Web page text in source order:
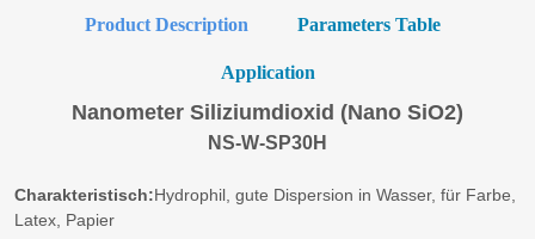
Product Description Parameters Table
Application
Nanometer Siliziumdioxid (Nano SiO2)
NS-W-SP30H
Charakteristisch:Hydrophil, gute Dispersion in Wasser, für Farbe,
Latex, Papier